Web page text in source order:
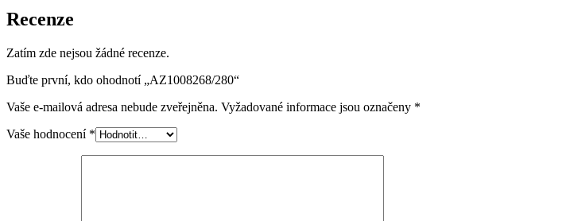
Recenze
Zatím zde nejsou žádné recenze.
Buďte první, kdo ohodnotí „AZ1008268/280“
Vaše e-mailová adresa nebude zveřejněna. Vyžadované informace jsou označeny *
Vaše hodnocení *